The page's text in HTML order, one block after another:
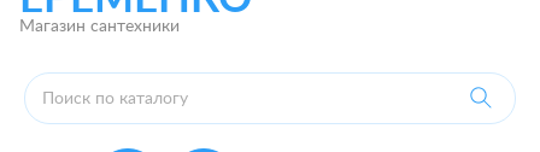
Магазин сантехники